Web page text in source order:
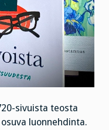
sivuista teosta
luonnehdinta.